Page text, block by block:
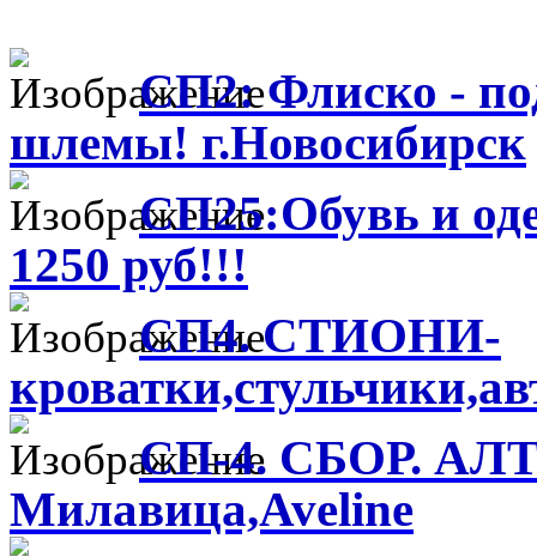
СП2: Флиско -
шлемы! г.Новосибирск
СП25:Обувь и
1250 руб!!!
СП4. СТИОНИ-
СП-4. СБОР.
Милавица,Aveline